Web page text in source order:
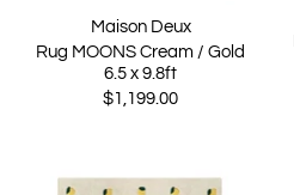
Maison Deux
Rug MOONS Cream / Gold
6.5 x 9.8ft
$1,199.00